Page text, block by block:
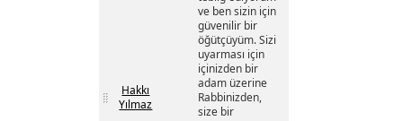
Hakkı
Yılmaz
ve ben sizin için
güvenilir bir
öğütçüyüm. Sizi
uyarması için
içinizden bir
adam üzerine
Rabbinizden,
size bir